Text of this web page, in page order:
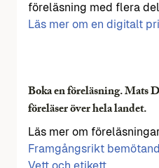
föreläsning med flera
Läs mer om en digitalt
Boka en föreläsning. Mats
föreläser över hela landet.
Läs mer om
Framgångsrikt